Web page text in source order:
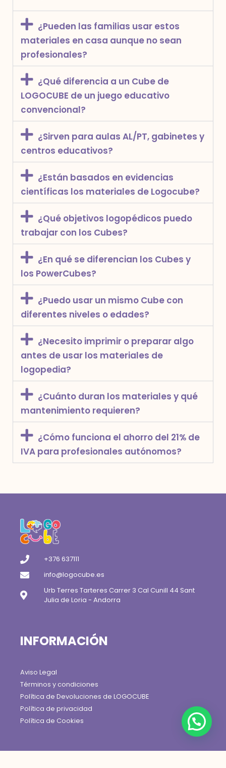
¿Pueden las familias usar estos
materiales en casa aunque no sean
profesionales?
¿Qué diferencia a un Cube de
LOGOCUBE de un juego educativo
convencional?
¿Sirven para aulas AL/PT, gabinetes y
centros educativos?
¿Están basados en evidencias
científicas los materiales de Logocube?
¿Qué objetivos logopédicos puedo
trabajar con los Cubes?
¿En qué se diferencian los Cubes y
los PowerCubes?
¿Puedo usar un mismo Cube con
diferentes niveles o edades?
¿Necesito imprimir o preparar algo
antes de usar los materiales de
logopedia?
¿Cuánto duran los materiales y qué
mantenimiento requieren?
¿Cómo funciona el ahorro del 21% de
IVA para profesionales autónomos?
+376 637111
info@logocube.es
Urb Terres Tarteres Carrer 3 Cal Cunill 44 Sant
Julia de Loria - Andorra
INFORMACIÓN
Aviso Legal
Términos y condiciones
Política de Devoluciones de LOGOCUBE
Política de privacidad
Política de Cookies